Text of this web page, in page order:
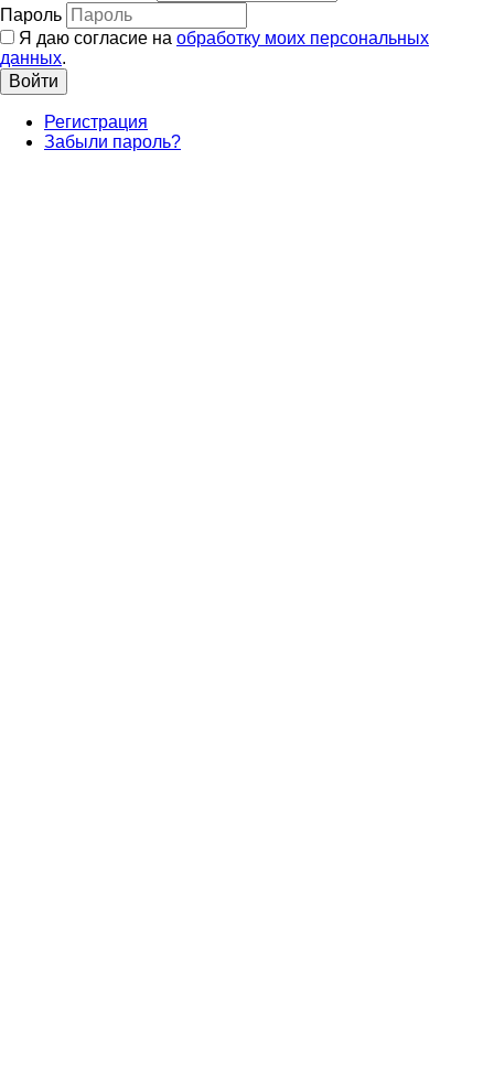
Пароль
Я даю согласие на обработку моих персональных
данных.
Регистрация
Забыли пароль?